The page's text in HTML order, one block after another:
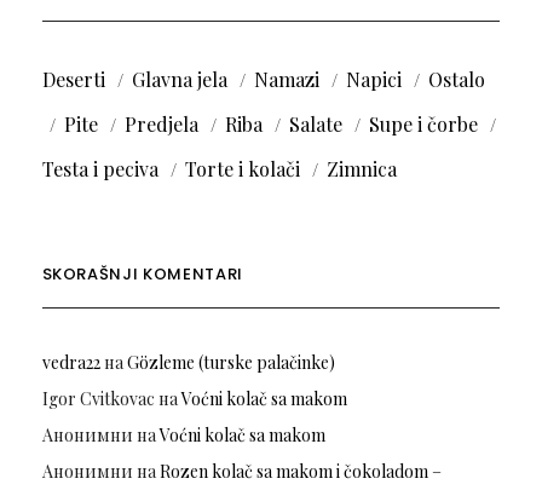
Deserti Glavna jela Namazi Napici
Ostalo
Pite
Predjela Riba Salate
Supe i čorbe
Testa i peciva
Torte i kolači Zimnica
SKORAŠNJI KOMENTARI
vedra22на Gözleme (turske palačinke)
Igor Cvitkovac наVoćni kolač sa makom
Анонимни наVoćni kolač sa makom
Анонимни на Rozen kolač sa makom i čokoladom –